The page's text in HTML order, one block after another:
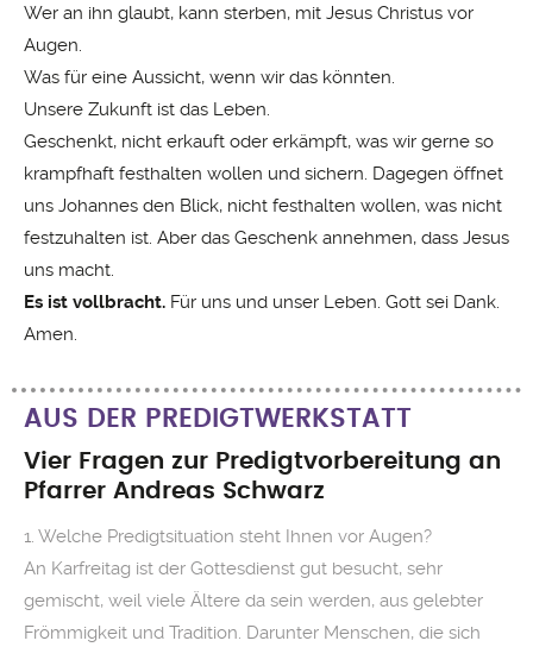
Wer an ihn glaubt, kann sterben, mit Jesus Christus vor
Augen.
Was für eine Aussicht, wenn wir das könnten.
Unsere Zukunft ist das Leben.
Geschenkt, nicht erkauft oder erkämpft, was wir gerne so
krampfhaft festhalten wollen und sichern. Dagegen öffnet
uns Johannes den Blick, nicht festhalten wollen, was nicht
festzuhalten ist. Aber das Geschenk annehmen, dass Jesus
uns macht.
Es ist vollbracht. Für uns und unser Leben. Gott sei Dank.
Amen.
AUS DER PREDIGTWERKSTATT
Vier Fragen zur Predigtvorbereitung an
Pfarrer Andreas Schwarz
1. Welche Predigtsituation steht Ihnen vor Augen?
An Karfreitag ist der Gottesdienst gut besucht, sehr
gemischt, weil viele Ältere da sein werden, aus gelebter
Frömmigkeit und Tradition. Darunter Menschen, die sich